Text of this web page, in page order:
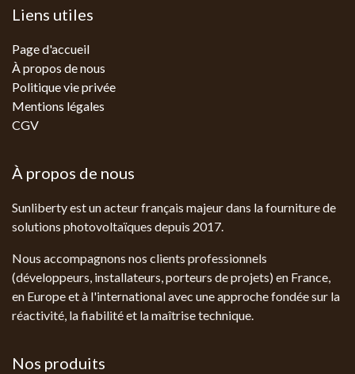
Liens utiles
Page d'accueil
À propos de nous
Politique vie privée
Mentions légales
CGV
À propos de nous
Sunliberty est un acteur français majeur dans la fourniture de
solutions photovoltaïques depuis 2017.
Nous accompagnons nos clients professionnels
(développeurs, installateurs, porteurs de projets) en France,
en Europe et à l'international avec une approche fondée sur la
réactivité, la fiabilité et la maîtrise technique.
Nos produits